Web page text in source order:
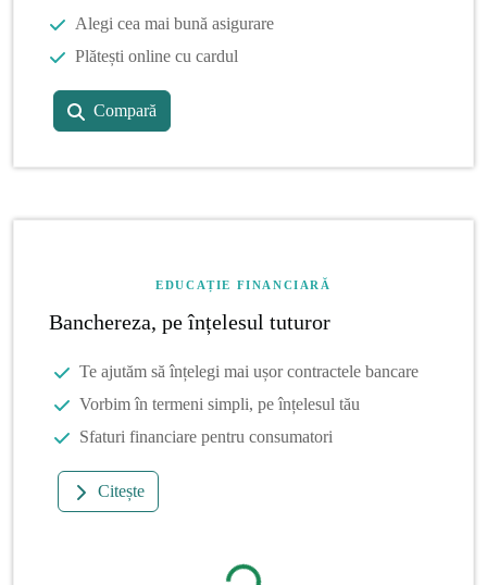
Alegi cea mai bună asigurare
Plătești online cu cardul
Compară
EDUCAȚIE FINANCIARĂ
Banchereza, pe înțelesul tuturor
Te ajutăm să înțelegi mai ușor contractele bancare
Vorbim în termeni simpli, pe înțelesul tău
Sfaturi financiare pentru consumatori
Citește